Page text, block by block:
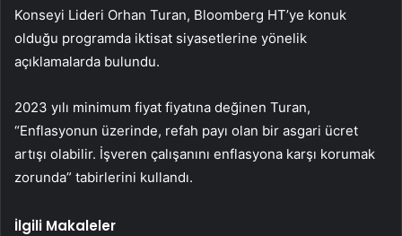
Konseyi Lideri Orhan Turan, Bloomberg HT’ye konuk
olduğu programda iktisat siyasetlerine yönelik
açıklamalarda bulundu.
2023 yılı minimum fiyat fiyatına değinen Turan,
“Enflasyonun üzerinde, refah payı olan bir asgari ücret
artışı olabilir. İşveren çalışanını enflasyona karşı korumak
zorunda” tabirlerini kullandı.
İlgili Makaleler